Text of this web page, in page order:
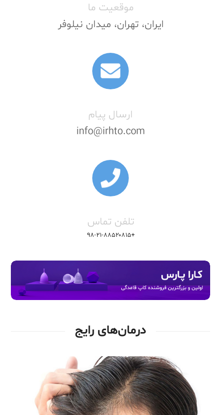
موقعیت ما
ایران، تهران، میدان نیلوفر
ارسال پیام
info@irhto.com
تلفن تماس
+۹۸-۲۱-۸۸۵۲۰۸۱۵
درمان‌های رایج